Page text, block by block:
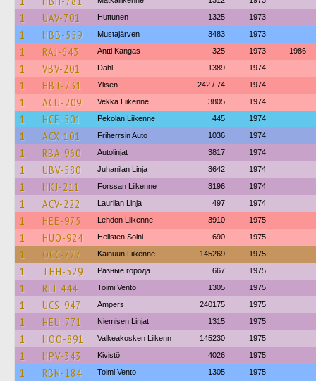
1 UAV-701 Huttunen 1325 1973
1 HBB-559 Mustajärven 3483 1973
1 RAJ-643 Antti Kangas 325 1973 1986
1 VBV-201 Dahl 1389 1974
1 HBT-731 Ylisen 242 / 74 1974
1 ACU-209 Vekka Liikenne 3805 1974
1 HCE-501 Pekolan Liikenne 445 1974
1 ACX-101 Friherrsin Auto 1036 1974
1 RBA-960 Autolinjat 3817 1974
1 UBV-580 Juhanilan Linja 3642 1974
1 HKJ-211 Forssan Liikenne 3196 1974
1 ACV-222 Laurilan Linja 497 1974
1 HEE-975 Lehdon Liikenne 3910 1975
1 HUO-924 Hellsten Soini 690 1975
1 OCC-777 Kainuun Liikenne 145269 1975
1 THH-529 Разные города 667 1975
1 RLJ-444 Toimi Vento 1305 1975
1 UCS-947 Ampers 240175 1975
1 HEU-771 Niemisen Linjat 1315 1975
1 HOO-891 Valkeakosken Liikenn 145230 1975
1 HPV-343 Kivistö 4026 1975
1 RBN-184 Toimi Vento 1305 1975